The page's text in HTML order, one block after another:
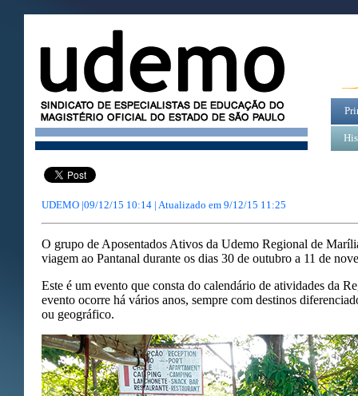
UDEMO |09/12/15 10:14 | Atualizado em 9/12/15 11:25
O grupo de Aposentados Ativos da Udemo Regional de
viagem ao Pantanal durante os dias 30 de outubro a 11 de
Este é um evento que consta do calendário de atividades da
evento ocorre há vários anos, sempre com destinos
ou geográfico.